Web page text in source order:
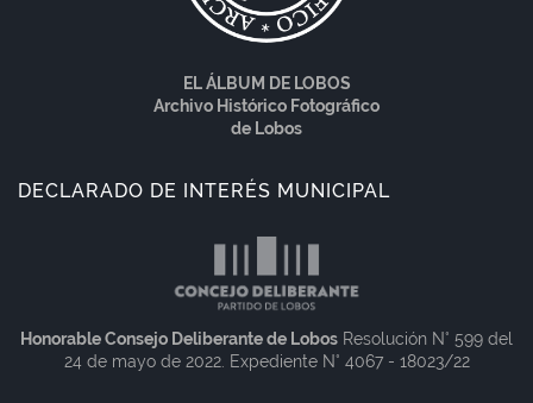
EL ÁLBUM DE LOBOS
Archivo Histórico Fotográfico
de Lobos
DECLARADO DE INTERÉS MUNICIPAL
Honorable Consejo Deliberante de Lobos Resolución N° 599 del
24 de mayo de 2022. Expediente N° 4067 - 18023/22